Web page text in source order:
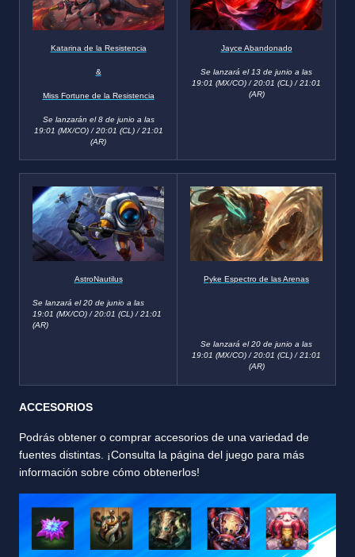
Katarina de la Resistencia
&
Miss Fortune de la Resistencia
Se lanzarán el 8 de junio a las
19:01 (MX/CO) / 20:01 (CL) / 21:01
(AR)
Jayce Abandonado
Se lanzará el 13 de junio a las
19:01 (MX/CO) / 20:01 (CL) / 21:01
(AR)
AstroNautilus
Se lanzará el 20 de junio a las
19:01 (MX/CO) / 20:01 (CL) / 21:01
(AR)
Pyke Espectro de las Arenas
Se lanzará el 20 de junio a las
19:01 (MX/CO) / 20:01 (CL) / 21:01
(AR)
ACCESORIOS
Podrás obtener o comprar accesorios de una variedad de
fuentes distintas. ¡Consulta la página del juego para más
información sobre cómo obtenerlos!